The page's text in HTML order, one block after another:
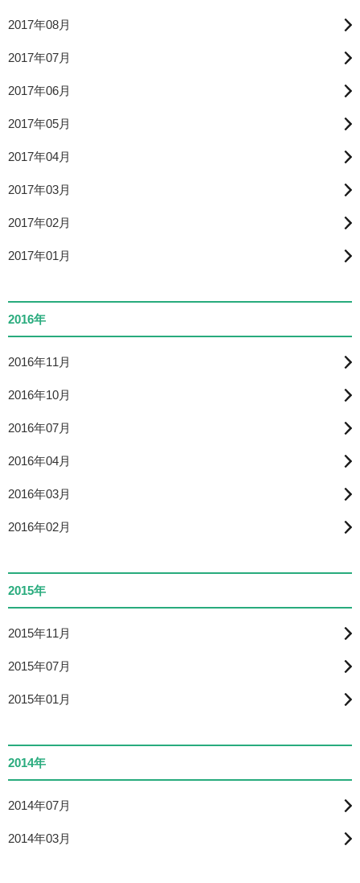
2017年08月
2017年07月
2017年06月
2017年05月
2017年04月
2017年03月
2017年02月
2017年01月
2016年
2016年11月
2016年10月
2016年07月
2016年04月
2016年03月
2016年02月
2015年
2015年11月
2015年07月
2015年01月
2014年
2014年07月
2014年03月